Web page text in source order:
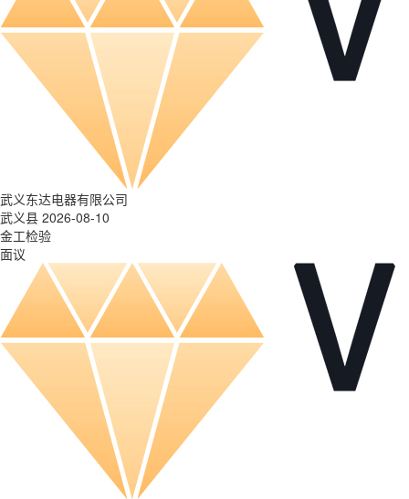
武义东达电器有限公司
武义县 2026-08-10
金工检验
面议